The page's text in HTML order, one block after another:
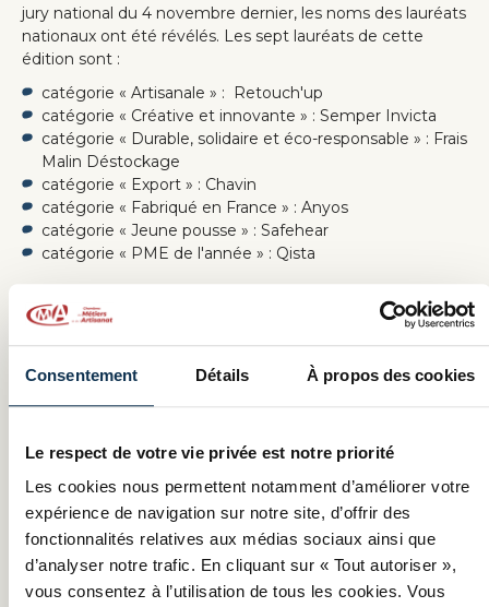
Consentement Détails À propos des cookies
Le respect de votre vie privée est notre priorité
Les cookies nous permettent notamment d’améliorer votre
expérience de navigation sur notre site, d’offrir des
fonctionnalités relatives aux médias sociaux ainsi que
d’analyser notre trafic. En cliquant sur « Tout autoriser »,
vous consentez à l’utilisation de tous les cookies. Vous
jury national du 4 novembre dernier, les noms des lauréats
nationaux ont été révélés. Les sept lauréats de cette
édition sont :
catégorie « Artisanale » : Retouch'up
catégorie « Créative et innovante » : Semper Invicta
catégorie « Durable, solidaire et éco-responsable » : Frais
Malin Déstockage
catégorie « Export » : Chavin
catégorie « Fabriqué en France » : Anyos
catégorie « Jeune pousse » : Safehear
catégorie « PME de l'année » : Qista
Les lauréats remportent un Trophée PME RMC et une
campagne publicitaire d’une valeur de 100 000 euros brut
sur l’antenne de RMC.
En savoir plus sur les trophées
et aussi...